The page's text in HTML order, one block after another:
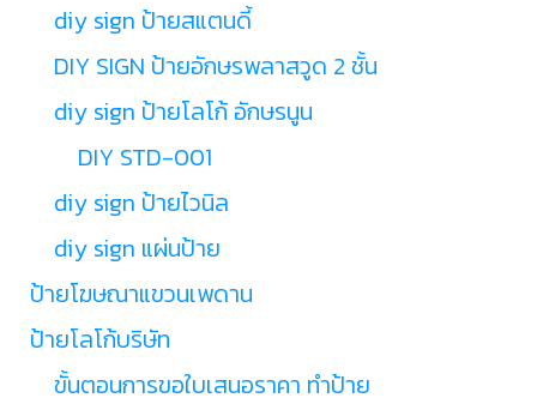
diy sign ป้ายสแตนดี้
DIY SIGN ป้ายอักษรพลาสวูด 2 ชั้น
diy sign ป้ายโลโก้ อักษรนูน
DIY STD-001
diy sign ป้ายไวนิล
diy sign แผ่นป้าย
ป้ายโฆษณาแขวนเพดาน
ป้ายโลโก้บริษัท
ขั้นตอนการขอใบเสนอราคา ทำป้าย